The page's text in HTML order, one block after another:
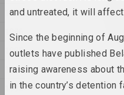
1997
1996
1995
1994
1993
У
2025,
2025,
and untreated, it will
Since the beginning of
outlets have published
raising awareness about
in the country’s